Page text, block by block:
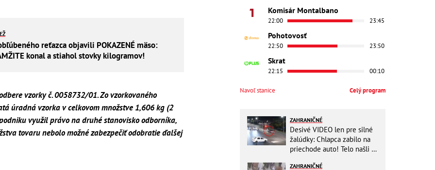
reťazca objavili POKAZENÉ mäso:
konal a stiahol stovky kilogramov!
vzorky č. 0058732/01. Zo vzorkovaného
úradná vzorka v celkovom množstve 1,606 kg (2
využil právo na druhé stanovisko odborníka,
tovaru nebolo možné zabezpečiť odobratie ďalšej
Komisár Montalbano
22:00 23:45
Pohotovosť
22:50 23:50
Skrat
22:15 00:10
Navoľ stanice Celý program
ZAHRANIČNÉ
Desivé VIDEO len pre silné
žalúdky: Chlapca zabilo na
priechode auto! Telo našli o
ZAHRANIČNÉ